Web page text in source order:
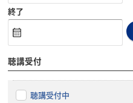
終了
聴講受付
聴講受付中